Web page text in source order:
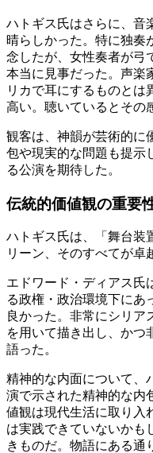
ハトギス氏はさらに、音
晴らしかった。特に独奏
念したが、女性奏者が弓
本当に見事だった。声楽
リカで耳にするものとは
高い。聴いているとその
観客は、神韻が芸術的に
包や現実的な問題も提示
る公演を期待した。
伝統的価値観の重要
ハトギス氏は、「舞台装
リーン、そのすべてが卓
エドワード・ディアス氏
る政権・政治環境下にあ
良かった。非常にシリア
を用いて描き出し、かつ
語った。
精神的な内面について、
演で示された精神的な内
値観は現代生活に取り入
は実践できていないかも
きものだ。物語にある通